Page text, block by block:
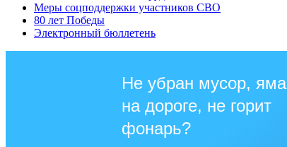
Меры соцподдержки участников СВО
80 лет Победы
Электронный бюллетень
Не убран мусор, яма
на дороге, не горит
фонарь?